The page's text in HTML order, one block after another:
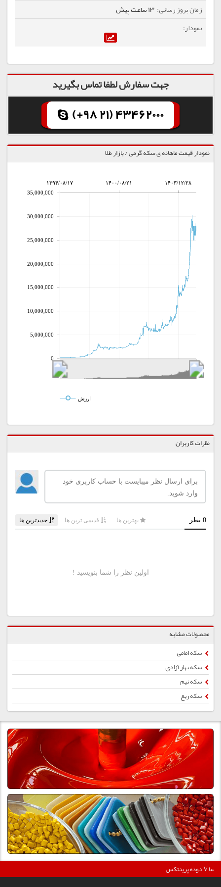
13 ساعت پیش
جهت سفارش لطفا تماس بگیرید
(+98 21) 43462000
نمودار قیمت ماهانه ی سکه گرمی / بازار طلا
۱۳۹۴/۰۸/۱۷ ۱۴۰۰/۰۸/۲۱ ۱۴۰۳/۱۲/۲۸
0
5,000,000
10,000,000
15,000,000
20,000,000
25,000,000
30,000,000
35,000,000
ارزش
نظرات کاربران
محصولات مشابه
سکه امامی
سکه بهار آزادی
سکه نیم
سکه ربع